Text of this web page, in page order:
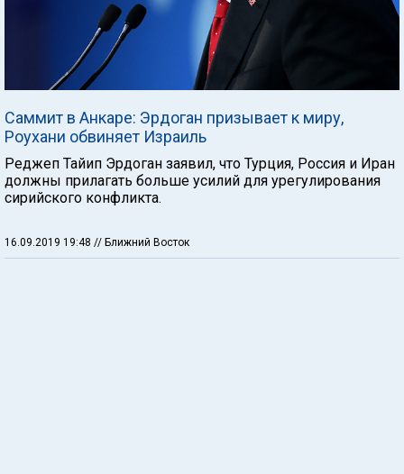
Саммит в Анкаре: Эрдоган призывает к миру,
Роухани обвиняет Израиль
Реджеп Тайип Эрдоган заявил, что Турция, Россия и Иран
должны прилагать больше усилий для урегулирования
сирийского конфликта.
16.09.2019 19:48 // Ближний Восток